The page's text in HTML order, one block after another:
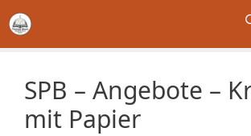
Zum
Inhalt
springen
SPB – Angebote –
mit Papier